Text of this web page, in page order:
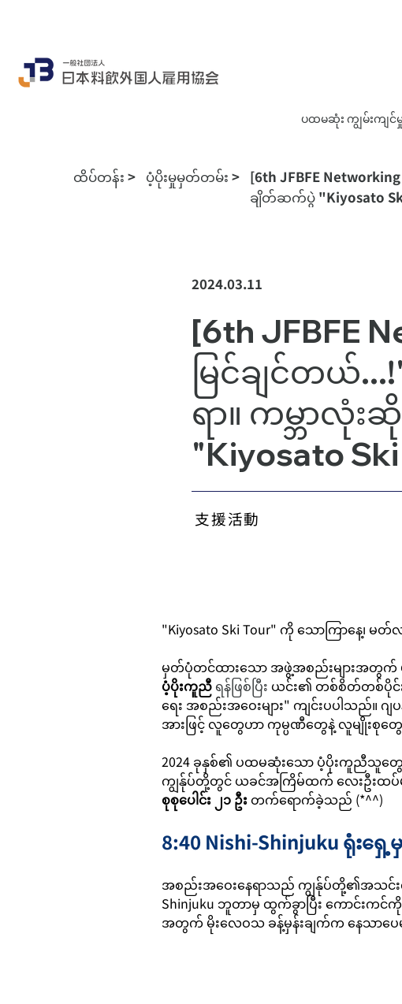
ပထမဆုံး ကျွမ်းကျင်
ထိပ်တန်း > ပံ့ပိုးမှုမှတ်တမ်း > [6th JFBFE
ချိတ်ဆက်ပွဲ "Kiyosato
2024.03.11
[6th JFBFE
မြင်ချင်တယ်
ရာ။ ကမ္ဘာလုံ
"Kiyosato
支援活動
"Kiyosato Ski Tour" ကို သောကြာနေ့၊
မှတ်ပုံတင်ထားသော အဖွဲ့အစည်းများအတွက်
ပံ့ပိုးကူညီ ရန်ဖြစ်ပြီး ယင်း၏ တစ်စိတ်တစ်ပိုင်
ရေး အစည်းအဝေးများ" ကျင်းပပါသည်။
အားဖြင့် လူတွေဟာ ကုမ္ပဏီတွေနဲ့ လူမျိုး
2024 ခုနှစ်၏ ပထမဆုံးသော ပံ့ပိုးကူညီသူတွ
ကျွန်ုပ်တို့တွင် ယခင်အကြိမ်ထက် လေးဦးထပ်မံ
စုစုပေါင်း ၂၁ ဦးတက်ရောက်ခဲ့သည် (*^^)
8:40 Nishi-Shinjuku ရုံးရှ
အစည်းအဝေးနေရာသည် ကျွန်ုပ်တို့၏အသင်း
Shinjuku ဘူတာမှ ထွက်ခွာပြီး ကောင်းကင်ကို
အတွက် မိုးလေဝသ ခန့်မှန်းချက်က နေသာ